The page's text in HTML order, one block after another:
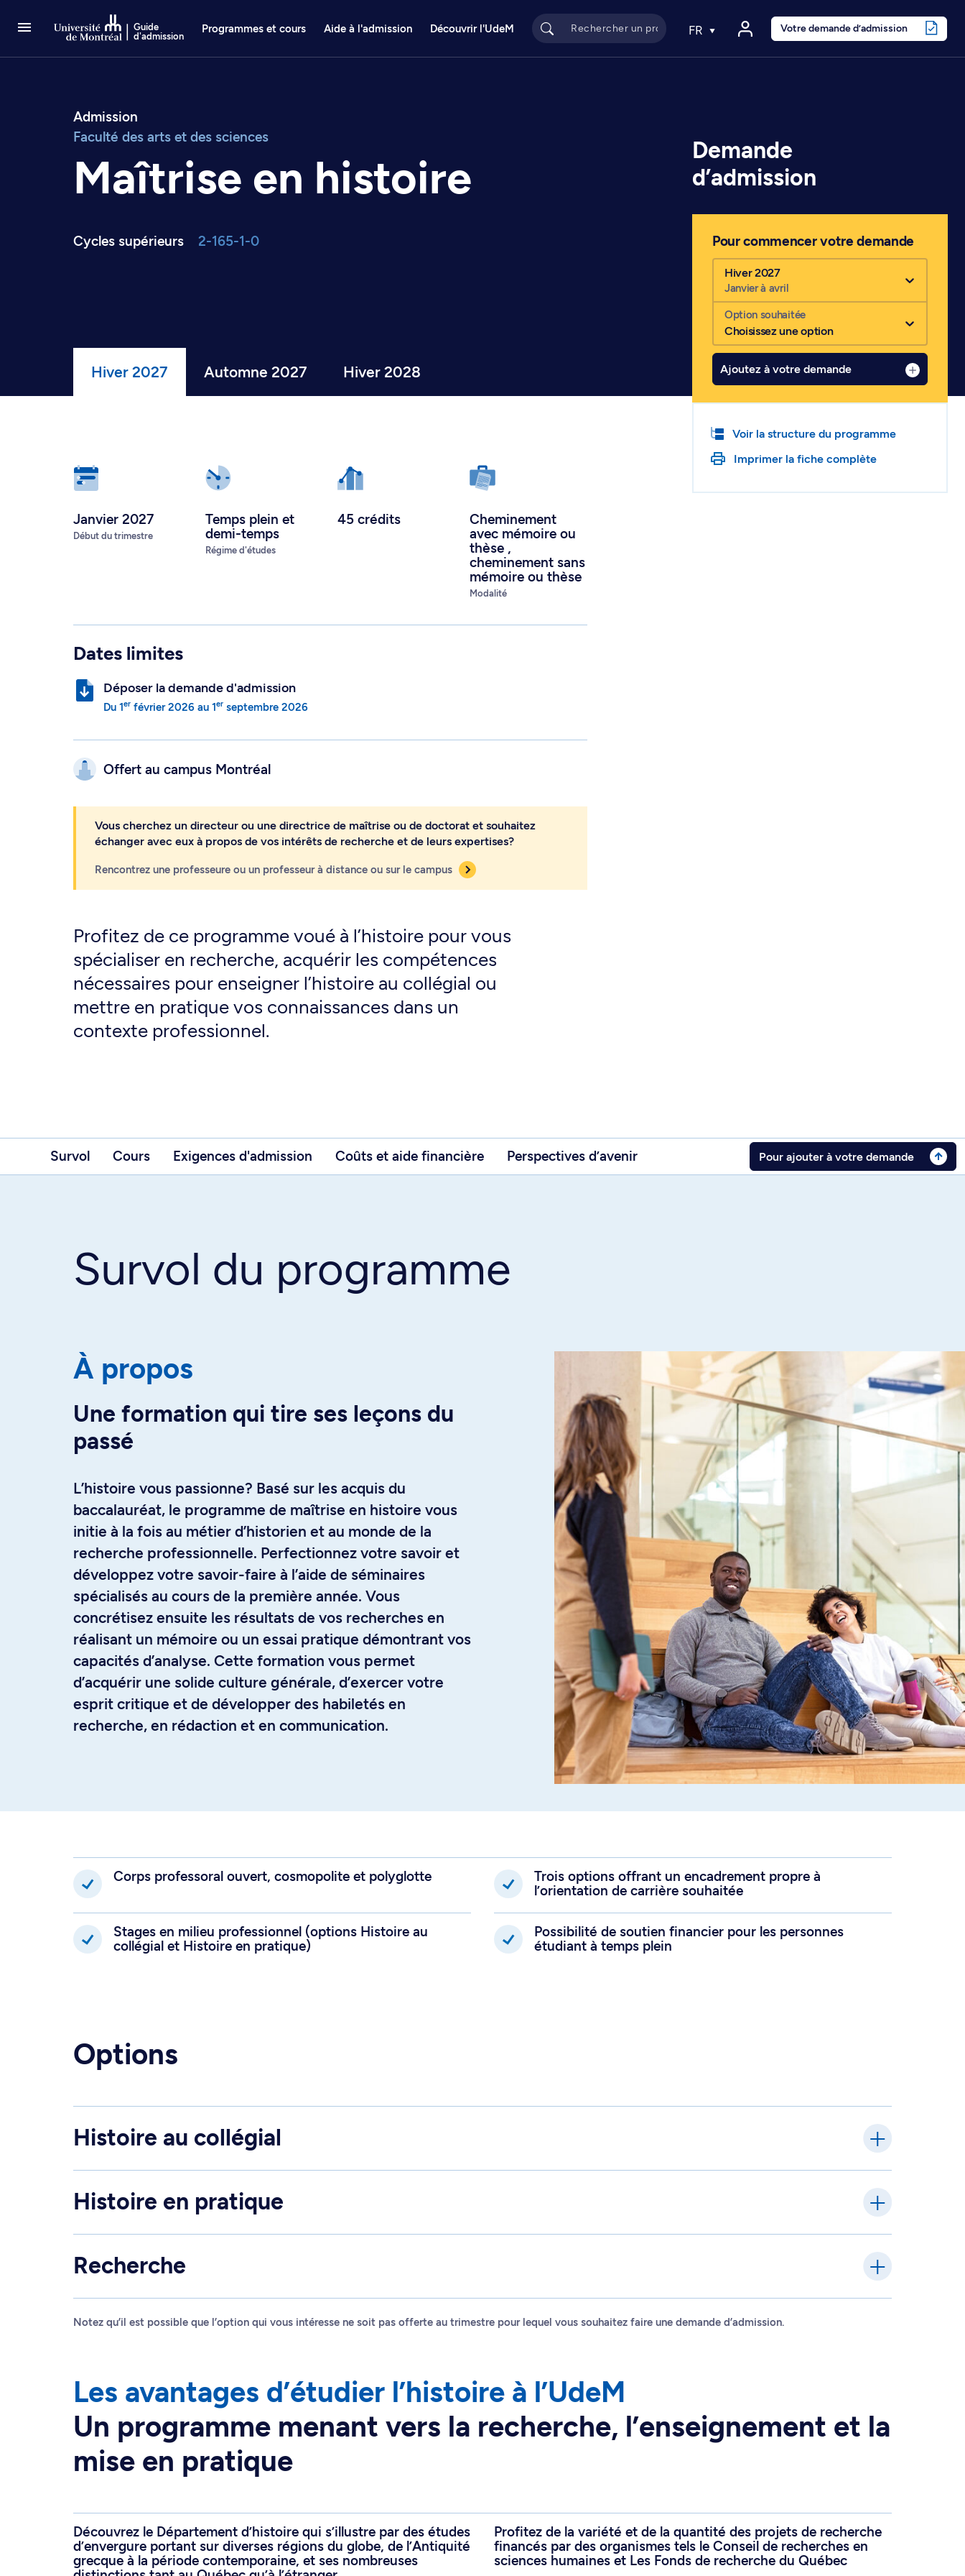
Guide
d'admission
Programmes et cours Aide à l'admission Découvrir l'UdeM FR Votre demande d’admission
Admission
Faculté des arts et des sciences
Maîtrise en histoire
Cycles supérieurs 2-165-1-0
Hiver 2027 Automne 2027 Hiver 2028
Janvier 2027
Début du trimestre
Temps plein et
demi-temps
Régime d'études
45 crédits
Cheminement
avec mémoire ou
thèse ,
cheminement sans
mémoire ou thèse
Modalité
Dates limites
Déposer la demande d'admission
Du 1er février 2026 au 1er septembre 2026
Offert au campus Montréal
Vous cherchez un directeur ou une directrice de maîtrise ou de doctorat et souhaitez
échanger avec eux à propos de vos intérêts de recherche et de leurs expertises?
Rencontrez une professeure ou un professeur à distance ou sur le campus
Profitez de ce programme voué à l’histoire pour vous
spécialiser en recherche, acquérir les compétences
nécessaires pour enseigner l’histoire au collégial ou
mettre en pratique vos connaissances dans un
contexte professionnel.
Demande
d’admission
Pour commencer votre demande
Hiver 2027
Janvier à avril
Option souhaitée
Choisissez une option
Ajoutez à votre demande
Voir la structure du programme
Imprimer la fiche complète
Survol Cours Exigences d'admission Coûts et aide financière Perspectives d’avenir Pour ajouter à votre demande
Survol du programme
À propos
Une formation qui tire ses leçons du
passé
L’histoire vous passionne? Basé sur les acquis du
baccalauréat, le programme de maîtrise en histoire vous
initie à la fois au métier d’historien et au monde de la
recherche professionnelle. Perfectionnez votre savoir et
développez votre savoir-faire à l’aide de séminaires
spécialisés au cours de la première année. Vous
concrétisez ensuite les résultats de vos recherches en
réalisant un mémoire ou un essai pratique démontrant vos
capacités d’analyse. Cette formation vous permet
d’acquérir une solide culture générale, d’exercer votre
esprit critique et de développer des habiletés en
recherche, en rédaction et en communication.
Corps professoral ouvert, cosmopolite et polyglotte
Trois options offrant un encadrement propre à
l’orientation de carrière souhaitée
Stages en milieu professionnel (options Histoire au
collégial et Histoire en pratique)
Possibilité de soutien financier pour les personnes
étudiant à temps plein
Options
Histoire au collégial
Histoire en pratique
Recherche
Notez qu’il est possible que l’option qui vous intéresse ne soit pas offerte au trimestre pour lequel vous souhaitez faire une demande d’admission.
Les avantages d’étudier l’histoire à l’UdeM
Un programme menant vers la recherche, l’enseignement et la
mise en pratique
Découvrez le Département d’histoire qui s’illustre par des études
d’envergure portant sur diverses régions du globe, de l’Antiquité
grecque à la période contemporaine, et ses nombreuses
Profitez de la variété et de la quantité des projets de recherche
financés par des organismes tels le Conseil de recherches en
sciences humaines et Les Fonds de recherche du Québec